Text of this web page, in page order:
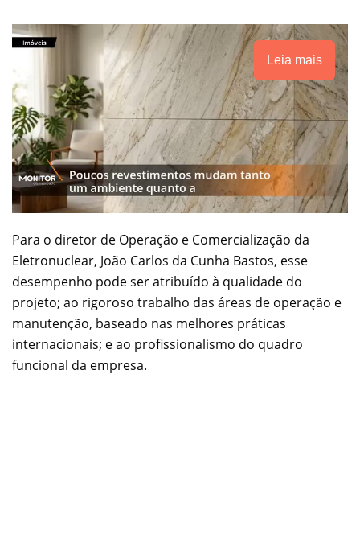
Leia mais
Para o diretor de Operação e Comercialização da
Eletronuclear, João Carlos da Cunha Bastos, esse
desempenho pode ser atribuído à qualidade do
projeto; ao rigoroso trabalho das áreas de operação e
manutenção, baseado nas melhores práticas
internacionais; e ao profissionalismo do quadro
funcional da empresa.